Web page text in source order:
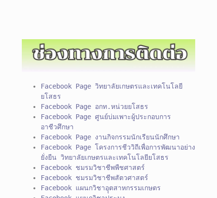
Facebook Page วิทยาลัยเกษตรและเทคโนโลยี
ยโสธร
Facebook Page อกท.หน่วยยโสธร
Facebook Page ศูนย์บ่มเพาะผู้ประกอบการ
อาชีวศึกษา
Facebook Page งานกิจกรรมนักเรียนนักศึกษา
Facebook Page โครงการชีววิถีเพื่อการพัฒนาอย่าง
ยั่งยืน วิทยาลัยเกษตรและเทคโนโลยียโสธร
Facebook ชมรมวิชาชีพพืชศาสตร์
Facebook ชมรมวิชาชีพสัตวศาสตร์
Facebook แผนกวิชาอุุตสาหกรรมเกษตร